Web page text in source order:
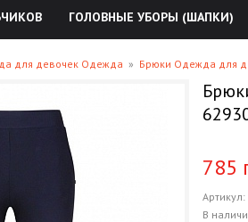
ГОЛОВНЫЕ УБОРЫ (ШАПКИ)
для девочек Одежда » Брюки Одежда для
785
Артикул:
В